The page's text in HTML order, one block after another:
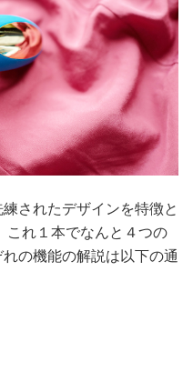
されたデザインを特徴と
これ１本でなんと４つの
の機能の解説は以下の通